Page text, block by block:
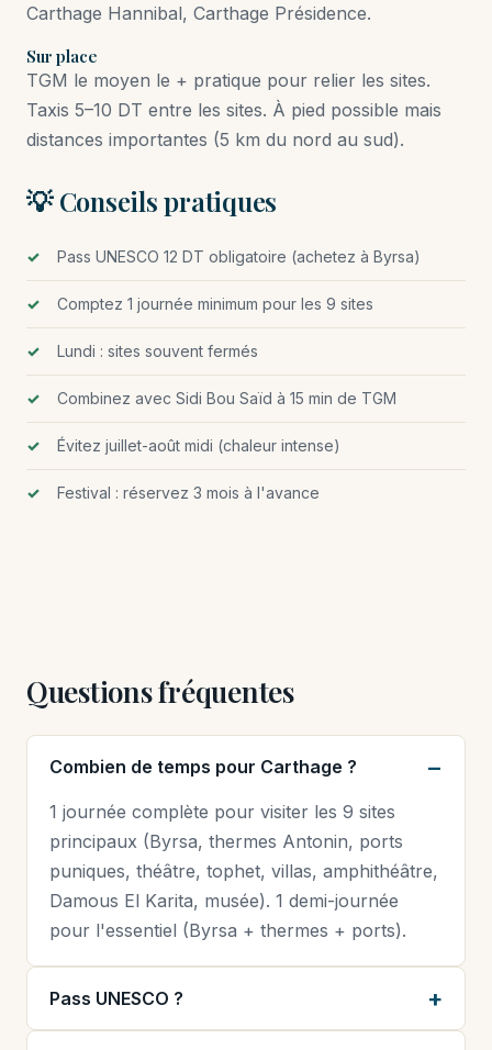
Carthage Hannibal, Carthage Présidence.
Sur place
TGM le moyen le + pratique pour relier les sites.
Taxis 5–10 DT entre les sites. À pied possible mais
distances importantes (5 km du nord au sud).
💡 Conseils pratiques
Pass UNESCO 12 DT obligatoire (achetez à Byrsa)
Comptez 1 journée minimum pour les 9 sites
Lundi : sites souvent fermés
Combinez avec Sidi Bou Saïd à 15 min de TGM
Évitez juillet-août midi (chaleur intense)
Festival : réservez 3 mois à l'avance
Questions fréquentes
Combien de temps pour Carthage ?
1 journée complète pour visiter les 9 sites
principaux (Byrsa, thermes Antonin, ports
puniques, théâtre, tophet, villas, amphithéâtre,
Damous El Karita, musée). 1 demi-journée
pour l'essentiel (Byrsa + thermes + ports).
Pass UNESCO ?